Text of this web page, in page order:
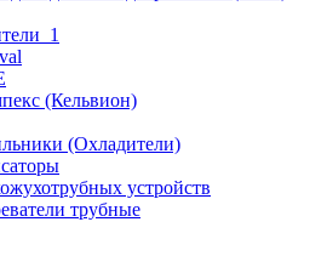
(Кельвион)
(Охладители)
устройств
трубные